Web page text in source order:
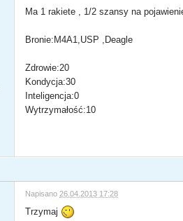
Ma 1 rakiete , 1/2 szansy na
Bronie:M4A1,USP ,Deagle
Zdrowie:20
Kondycja:30
Inteligencja:0
Wytrzymałość:10
Napisano 26.04.2013 17:28
Trzymaj